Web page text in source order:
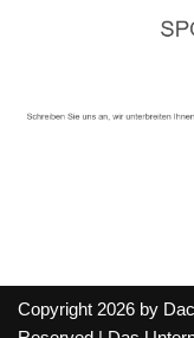
Copyright 2026 by